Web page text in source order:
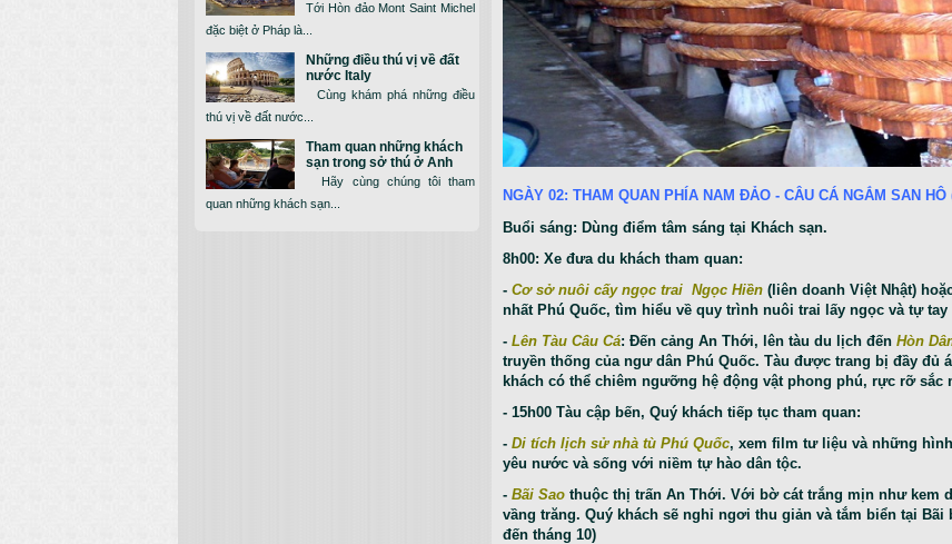
Tới Hòn đảo Mont Saint Michel
đặc biệt ở Pháp là...
Những điều thú vị về đất
nước Italy
Cùng khám phá những điều
thú vị về đất nước...
Tham quan những khách
sạn trong sở thú ở Anh
Hãy cùng chúng tôi tham
quan những khách sạn...
NGÀY 02: THAM QUAN PHÍA NAM ĐẢO - CÂU CÁ NGẮM SAN
Buổi sáng: Dùng điểm tâm sáng tại Khách sạn.
8h00: Xe đưa du khách tham quan:
- Cơ sở nuôi cấy ngọc trai Ngọc Hiền (liên doanh Việt Nhật)
nhất Phú Quốc, tìm hiểu về quy trình nuôi trai lấy ngọc và tự
- Lên Tàu Câu Cá: Đến cảng An Thới, lên tàu du lịch đến Hòn
truyền thống của ngư dân Phú Quốc. Tàu được trang bị đầy
khách có thể chiêm ngưỡng hệ động vật phong phú, rực rỡ
- 15h00 Tàu cập bến, Quý khách tiếp tục tham quan:
- Di tích lịch sử nhà tù Phú Quốc, xem film tư liệu và những
yêu nước và sống với niềm tự hào dân tộc.
- Bãi Sao thuộc thị trấn An Thới. Với bờ cát trắng mịn như kem
vầng trăng. Quý khách sẽ nghỉ ngơi thu giản và tắm biển tại
đến tháng 10)